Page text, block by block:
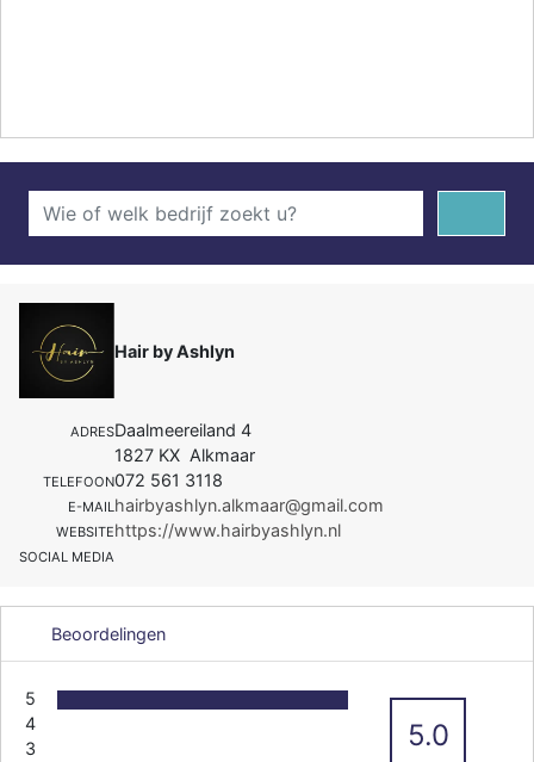
Hair by Ashlyn
ADRESDaalmeereiland 4
1827 KX Alkmaar
TELEFOON072 561 3118
E-MAILhairbyashlyn.alkmaar@gmail.com
WEBSITEhttps://www.hairbyashlyn.nl
SOCIAL MEDIA
Beoordelingen
5
4
3
5.0